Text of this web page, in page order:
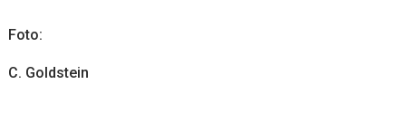
Foto:
C. Goldstein